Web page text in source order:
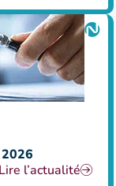
Lire l’actualité